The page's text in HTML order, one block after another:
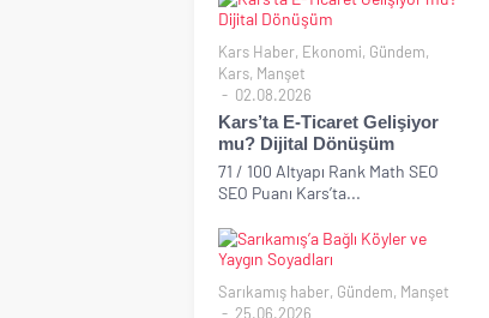
Kars Haber, Ekonomi, Gündem,
Kars, Manşet
02.08.2026
Kars’ta E-Ticaret Gelişiyor
mu? Dijital Dönüşüm
71 / 100 Altyapı Rank Math SEO
SEO Puanı Kars’ta...
Sarıkamış haber, Gündem, Manşet
25.06.2026